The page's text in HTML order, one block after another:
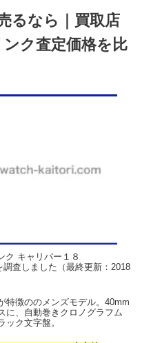
るなら｜買取店
ク査定価格を比
ク キャリバー１８
査しました（最終更新：2018
特徴ののメンズモデル。40mm
に、自動巻きクロノグラフム
ク文字盤。